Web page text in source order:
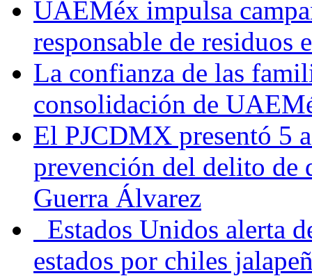
UAEMéx impulsa
responsable de residuos
La confianza de las
consolidación de
El PJCDMX presentó 5
prevención del delito de
Guerra Álvarez
Estados Unidos alerta
estados por chiles